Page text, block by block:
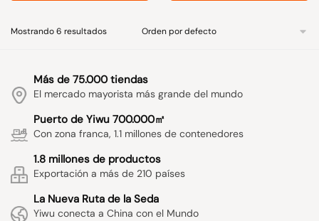
Mostrando 6 resultados
Más de 75.000 tiendas
El mercado mayorista más grande del mundo
Puerto de Yiwu 700.000㎡
Con zona franca, 1.1 millones de contenedores
1.8 millones de productos
Exportación a más de 210 países
La Nueva Ruta de la Seda
Yiwu conecta a China con el Mundo